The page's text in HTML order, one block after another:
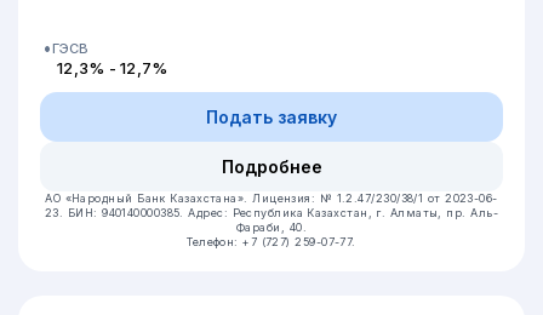
ГЭСВ
12,3% - 12,7%
Подать заявку
Подробнее
АО «Народный Банк Казахстана». Лицензия: № 1.2.47/230/38/1 от 2023-06-
23.
БИН: 940140000385.Адрес: Республика Казахстан, г. Алматы, пр. Аль-
Фараби, 40.
Телефон: +7 (727) 259-07-77.